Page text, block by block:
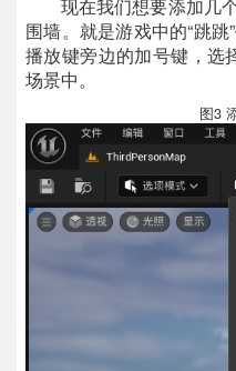
现在我们想要添加几
围墙。就是游戏中的“跳
播放键旁边的加号键，选
场景中。
图3